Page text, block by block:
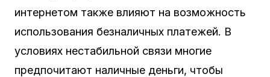
интернетом также влияют на возможность
использования безналичных платежей. В
условиях нестабильной связи многие
предпочитают наличные деньги, чтобы